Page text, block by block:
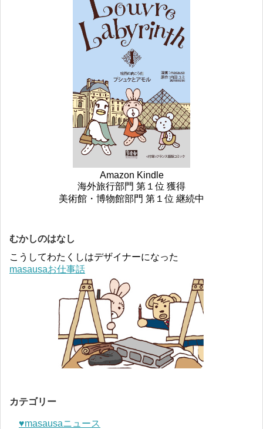
Amazon Kindle
海外旅行部門 第１位 獲得
美術館・博物館部門 第１位 継続中
むかしのはなし
こうしてわたくしはデザイナーになった
masausaお仕事話
カテゴリー
♥︎masausaニュース